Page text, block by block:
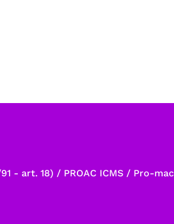
- art. 18) / PROAC ICMS / Pro-mac